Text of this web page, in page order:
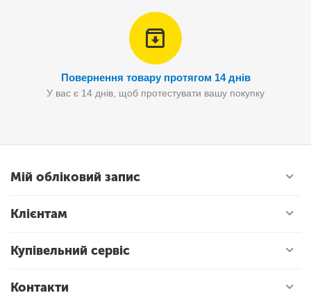
Повернення товару протягом 14 днів
У вас є 14 днів, щоб протестувати вашу покупку
Мій обліковий запис
Клієнтам
Купівельний сервіс
Контакти